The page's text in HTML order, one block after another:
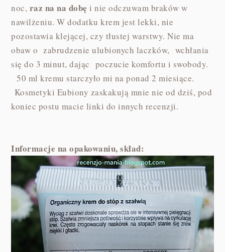
noc, raz na na dobę i nie odczuwam braków w
nawilżeniu. W dodatku krem jest lekki, nie
pozostawia klejącej, czy tłustej warstwy. Nie ma
obaw o zabrudzenie ulubionych laczków, wchłania
się do 3 minut, dając poczucie komfortu i swobody.
50 ml kremu starczyło mi na ponad 2 miesiące.
Kosmetyki Eubiony zaskakują mnie nie od dziś, pod
koniec postu macie linki do innych recenzji.
Informacje na opakowaniu, skład: